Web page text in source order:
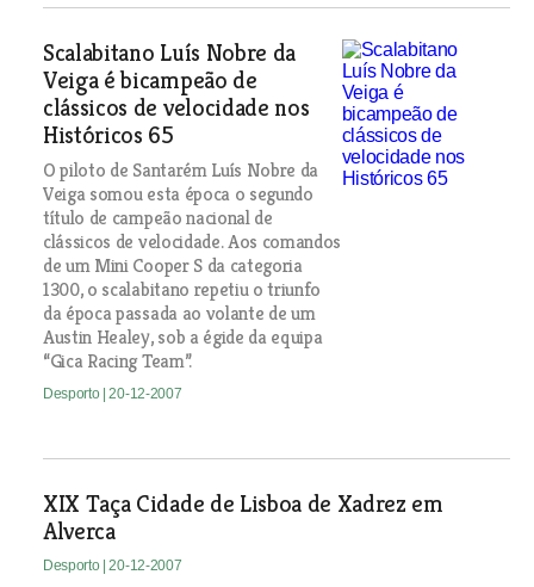
Scalabitano Luís Nobre da
Veiga é bicampeão de
clássicos de velocidade nos
Históricos 65
O piloto de Santarém Luís Nobre da
Veiga somou esta época o segundo
título de campeão nacional de
clássicos de velocidade. Aos comandos
de um Mini Cooper S da categoria
1300, o scalabitano repetiu o triunfo
da época passada ao volante de um
Austin Healey, sob a égide da equipa
“Gica Racing Team”.
Desporto | 20-12-2007
XIX Taça Cidade de Lisboa de Xadrez em
Alverca
Desporto | 20-12-2007